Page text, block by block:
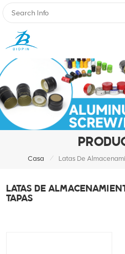
Casa / Latas De
LATAS DE
TAPAS